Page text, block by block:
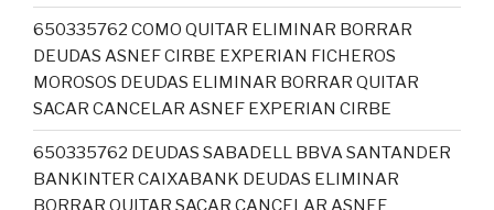
650335762 COMO QUITAR ELIMINAR BORRAR
DEUDAS ASNEF CIRBE EXPERIAN FICHEROS
MOROSOS DEUDAS ELIMINAR BORRAR QUITAR
SACAR CANCELAR ASNEF EXPERIAN CIRBE
650335762 DEUDAS SABADELL BBVA SANTANDER
BANKINTER CAIXABANK DEUDAS ELIMINAR
BORRAR QUITAR SACAR CANCELAR ASNEF